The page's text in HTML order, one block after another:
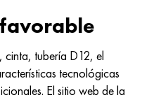
cinta, tubería D12, el
tecnológicas
El sitio web de la